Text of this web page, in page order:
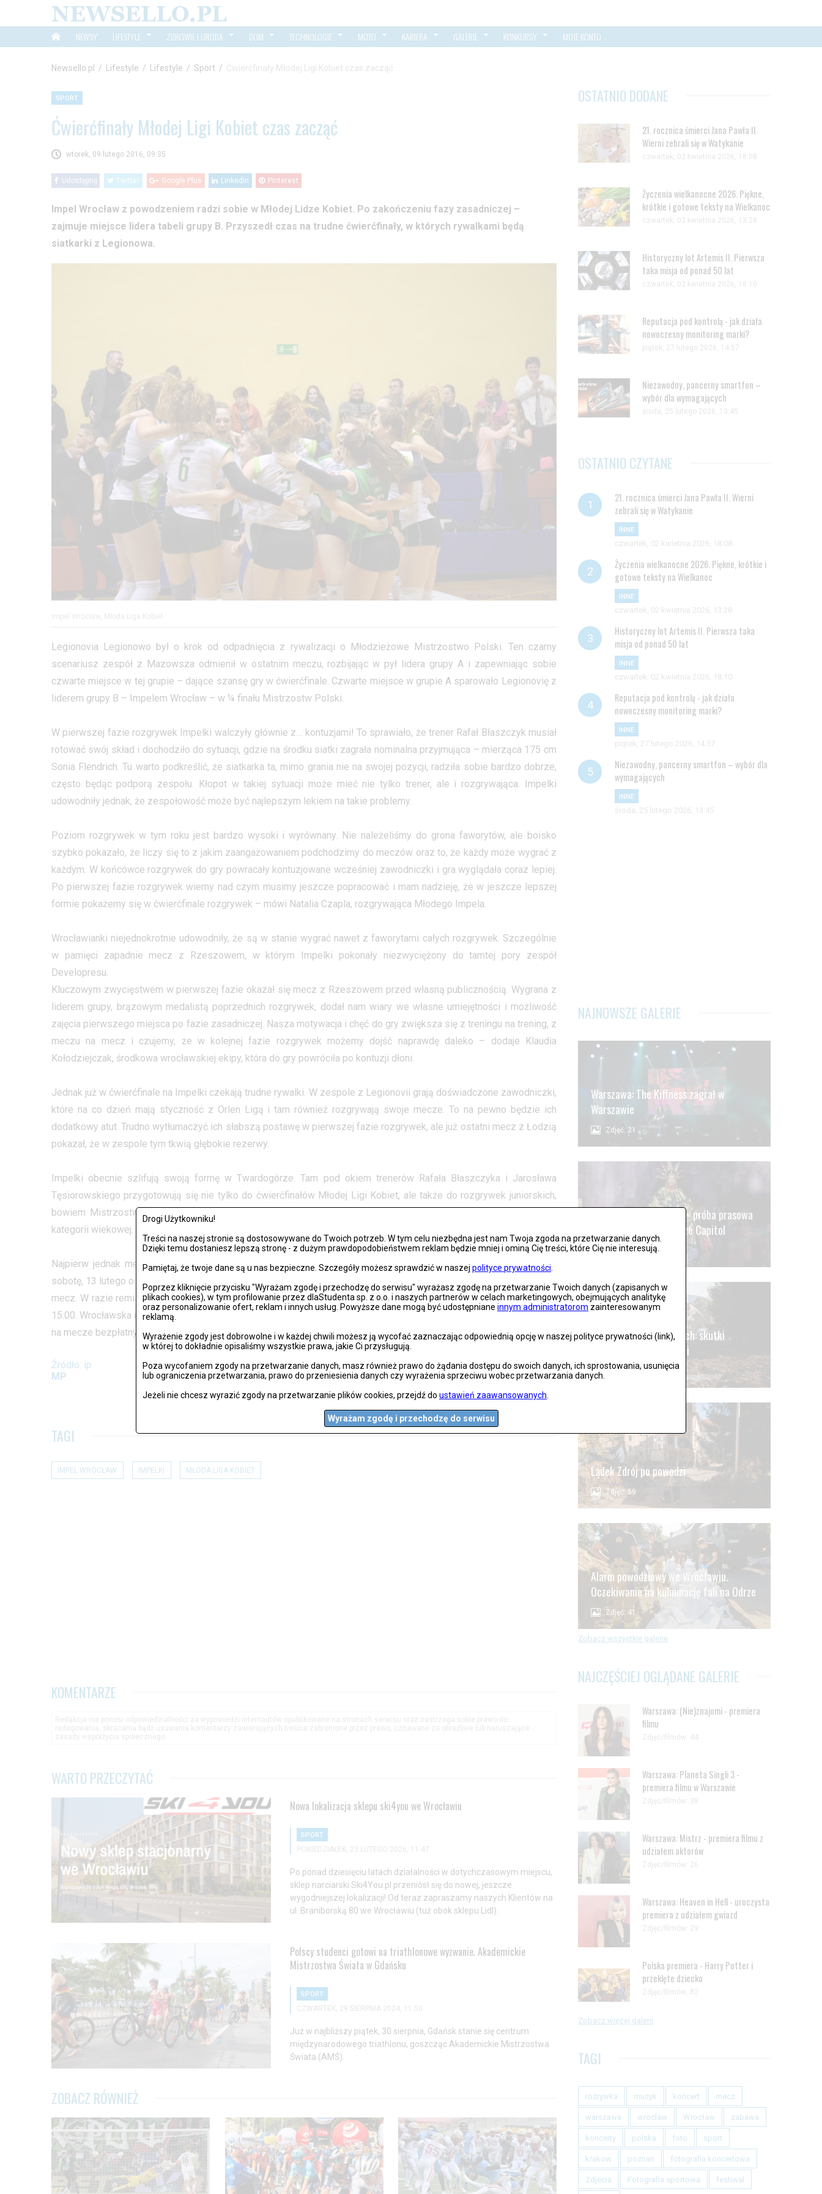
Drogi Użytkowniku!
Treści na naszej stronie są dostosowywane do Twoich potrzeb. W tym celu niezbędna jest nam Twoja zgoda na przetwarzanie danych.
Dzięki temu dostaniesz lepszą stronę - z dużym prawdopodobieństwem reklam będzie mniej i ominą Cię treści, które Cię nie interesują.
Pamiętaj, że twoje dane są u nas bezpieczne. Szczegóły możesz sprawdzić w naszej polityce prywatności
Poprzez kliknięcie przycisku "Wyrażam zgodę i przechodzę do serwisu" wyrażasz zgodę na przetwarzanie Twoich danych (zapisanych w
plikach cookies), w tym profilowanie przez dlaStudenta sp. z o.o. i naszych partnerów w celach marketingowych, obejmujących analitykę
oraz personalizowanie ofert, reklam i innych usług. Powyższe dane mogą być udostępniane innym administratorom zainteresowanym
reklamą.
Wyrażenie zgody jest dobrowolne i w każdej chwili możesz ją wycofać zaznaczając odpowiednią opcję w naszej polityce prywatności (link),
w której to dokładnie opisaliśmy wszystkie prawa, jakie Ci przysługują.
Poza wycofaniem zgody na przetwarzanie danych, masz również prawo do żądania dostępu do swoich danych, ich sprostowania, usunięcia
lub ograniczenia przetwarzania, prawo do przeniesienia danych czy wyrażenia sprzeciwu wobec przetwarzania danych.
Jeżeli nie chcesz wyrazić zgody na przetwarzanie plików cookies, przejdź do ustawień zaawansowanych
Wyrażam zgodę i przechodzę do serwisu
NEWSY LIFESTYLE ZDROWIE I URODA DOM TECHNOLOGIE MOTO KARIERA GALERIE KONKURSY MOJE KONTO
Newsello.pl / Lifestyle / Lifestyle / Sport / Ćwierćfinały Młodej Ligi Kobiet czas zacząć
SPORT
Ćwierćfinały Młodej Ligi Kobiet czas zacząć
wtorek, 09 lutego 2016, 09:35
Udostępnij Twitter Google Plus LinkedIn Pinterest
Impel Wrocław z powodzeniem radzi sobie w Młodej Lidze Kobiet. Po zakończeniu fazy zasadniczej –
zajmuje miejsce lidera tabeli grupy B. Przyszedł czas na trudne ćwierćfinały, w których rywalkami będą
siatkarki z Legionowa.
Legionovia Legionowo był o krok od odpadnięcia z rywalizacji o Młodzieżowe Mistrzostwo Polski. Ten czarny
scenariusz zespół z Mazowsza odmienił w ostatnim meczu, rozbijając w pył lidera grupy A i zapewniając sobie
czwarte miejsce w tej grupie – dające szansę gry w ćwierćfinale. Czwarte miejsce w grupie A sparowało Legionovię z
liderem grupy B – Impelem Wrocław – w ¼ finału Mistrzostw Polski.
W pierwszej fazie rozgrywek Impelki walczyły głównie z… kontuzjami! To sprawiało, że trener Rafał Błaszczyk musiał
rotować swój skład i dochodziło do sytuacji, gdzie na środku siatki zagrała nominalna przyjmująca – mierząca 175 cm
Sonia Flendrich. Tu warto podkreślić, że siatkarka ta, mimo grania nie na swojej pozycji, radziła sobie bardzo dobrze,
często będąc podporą zespołu. Kłopot w takiej sytuacji może mieć nie tylko trener, ale i rozgrywająca. Impelki
udowodniły jednak, że zespołowość może być najlepszym lekiem na takie problemy.
Poziom rozgrywek w tym roku jest bardzo wysoki i wyrównany. Nie należeliśmy do grona faworytów, ale boisko
szybko pokazało, że liczy się to z jakim zaangażowaniem podchodzimy do meczów oraz to, że każdy może wygrać z
każdym. W końcówce rozgrywek do gry powracały kontuzjowane wcześniej zawodniczki i gra wyglądała coraz lepiej.
Po pierwszej fazie rozgrywek wiemy nad czym musimy jeszcze popracować i mam nadzieję, że w jeszcze lepszej
formie pokażemy się w ćwierćfinale rozgrywek – mówi Natalia Czapla, rozgrywająca Młodego Impela.
Wrocławianki niejednokrotnie udowodniły, że są w stanie wygrać nawet z faworytami całych rozgrywek. Szczególnie
w pamięci zapadnie mecz z Rzeszowem, w którym Impelki pokonały niezwyciężony do tamtej pory zespół
Developresu.
Kluczowym zwycięstwem w pierwszej fazie okazał się mecz z Rzeszowem przed własną publicznością. Wygrana z
liderem grupy, brązowym medalistą poprzednich rozgrywek, dodał nam wiary we własne umiejętności i możliwość
zajęcia pierwszego miejsca po fazie zasadniczej. Nasza motywacja i chęć do gry zwiększa się z treningu na trening, z
meczu na mecz i czujemy, że w kolejnej fazie rozgrywek możemy dojść naprawdę daleko – dodaje Klaudia
Kołodziejczak, środkowa wrocławskiej ekipy, która do gry powróciła po kontuzji dłoni.
Jednak już w ćwierćfinale na Impelki czekają trudne rywalki. W zespole z Legionovii grają doświadczone zawodniczki,
które na co dzień mają styczność z Orlen Ligą i tam również rozgrywają swoje mecze. To na pewno będzie ich
dodatkowy atut. Trudno wytłumaczyć ich słabszą postawę w pierwszej fazie rozgrywek, ale już ostatni mecz z Łodzią
pokazał, że w zespole tym tkwią głębokie rezerwy.
Impelki obecnie szlifują swoją formę w Twardogórze. Tam pod okiem trenerów Rafała Błaszczyka i Jarosława
Tęsiorowskiego przygotowują się nie tylko do ćwierćfinałów Młodej Ligi Kobiet, ale także do rozgrywek juniorskich,
bowiem Mistrzostwo Dolnego Śląska uprawniło Młode Impelki do walki o najwyższe laury w Polsce także w tej
kategorii wiekowej.
Najpierw jednak mecz ćwierćfinałowy z Legionovią – pierwszy odbędzie się na terenie rywalek już w najbliższą
sobotę, 13 lutego o 11:00. Później rywalizacja przenosi się do Wrocławia – 20 lutego o 14:30 rozegrany zostanie drugi
mecz. W razie remisu w ilości wygranych meczów – o awansie zadecyduje trzecie spotkanie – 21 lutego o godzinie
15:00. Wrocławska część rywalizacji o półfinał Mistrzostw Polski odbędzie się w Hali Gwardii, ul. Krupnicza 15. Wstęp
na mecze bezpłatny.
Źródło: ip
MP
TAGI
IMPEL WROCŁAW IMPELKI MŁODA LIGA KOBIET
KOMENTARZE
WARTO PRZECZYTAĆ
Nowa lokalizacja sklepu ski4you we Wrocławiu
SPORT
PONIEDZIAŁEK, 23 LUTEGO 2026, 11:47
Po ponad dziesięciu latach działalności w dotychczasowym miejscu,
sklep narciarski Ski4You.pl przeniósł się do nowej, jeszcze
wygodniejszej lokalizacji! Od teraz zapraszamy naszych Klientów na
ul. Braniborską 80 we Wrocławiu (tuż obok sklepu Lidl).
Polscy studenci gotowi na triathlonowe wyzwanie. Akademickie
Mistrzostwa Świata w Gdańsku
SPORT
CZWARTEK, 29 SIERPNIA 2024, 11:50
Już w najbliższy piątek, 30 sierpnia, Gdańsk stanie się centrum
międzynarodowego triathlonu, goszcząc Akademickie Mistrzostwa
Świata (AMŚ).
ZOBACZ RÓWNIEŻ
OSTATNIO DODANE
21. rocznica śmierci Jana Pawła II.
Wierni zebrali się w Watykanie
czwartek, 02 kwietnia 2026, 18:08
Życzenia wielkanocne 2026. Piękne,
krótkie i gotowe teksty na Wielkanoc
czwartek, 02 kwietnia 2026, 13:28
Historyczny lot Artemis II. Pierwsza
taka misja od ponad 50 lat
czwartek, 02 kwietnia 2026, 18:10
Reputacja pod kontrolą - jak działa
nowoczesny monitoring marki?
piątek, 27 lutego 2026, 14:57
Niezawodny, pancerny smartfon –
wybór dla wymagających
środa, 25 lutego 2026, 13:45
OSTATNIO CZYTANE
21. rocznica śmierci Jana Pawła II. Wierni
zebrali się w Watykanie
INNE
czwartek, 02 kwietnia 2026, 18:08
Życzenia wielkanocne 2026. Piękne, krótkie i
gotowe teksty na Wielkanoc
INNE
czwartek, 02 kwietnia 2026, 13:28
Historyczny lot Artemis II. Pierwsza taka
misja od ponad 50 lat
INNE
czwartek, 02 kwietnia 2026, 18:10
Reputacja pod kontrolą - jak działa
nowoczesny monitoring marki?
INNE
piątek, 27 lutego 2026, 14:57
Niezawodny, pancerny smartfon – wybór dla
wymagających
INNE
środa, 25 lutego 2026, 13:45
NAJNOWSZE GALERIE
Warszawa: The Kiffness zagrał w
Warszawie
Zdjęć: 21
Wrocław: Romeo i Julia - próba prasowa
we wrocławskim Teatrze Capitol
Zdjęć: 26
Stronie Śląskie w ruinach: skutki
niszczycielskiej powodzi
Zdjęć: 25
Lądek Zdrój po powodzi
Zdjęć: 59
Alarm powodziowy we Wrocławiu.
Oczekiwanie na kulminację fali na Odrze
Zdjęć: 41
Zobacz wszystkie galerie
NAJCZĘŚCIEJ OGLĄDANE GALERIE
Warszawa: (Nie)znajomi - premiera
filmu
Zdjęc/filmów: 44
Warszawa: Planeta Singli 3 -
premiera filmu w Warszawie
Zdjęc/filmów: 38
Warszawa: Mistrz - premiera filmu z
udziałem aktorów
Zdjęc/filmów: 26
Warszawa: Heaven in Hell - uroczysta
premiera z udziałem gwiazd
Zdjęc/filmów: 29
Polska premiera - Harry Potter i
przeklęte dziecko
Zdjęc/filmów: 82
Zobacz więcej galerii
TAGI
rozrywka muzyk koncert mecz
warszawa wroclaw Wrocław zabawa
koncerty polska foto sport
krakow poznan fotografia koncertowa
Zdjecia Fotografia sportowa festiwal